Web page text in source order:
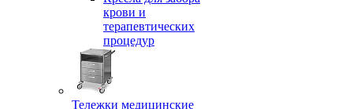
крови и
терапевтических
процедур
Тележки медицинские